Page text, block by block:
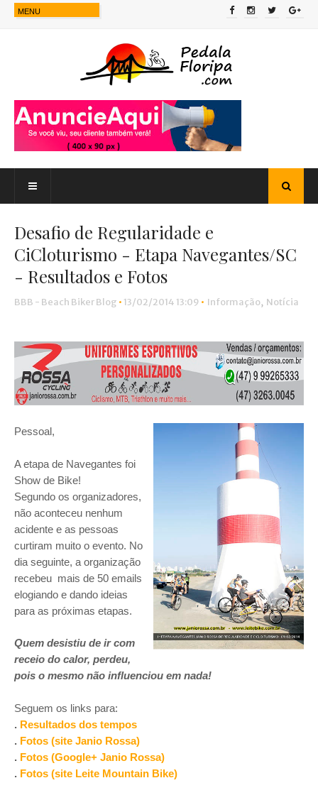
Desafio de Regularidade e
CiCloturismo - Etapa Navegantes/SC
- Resultados e Fotos
BBB - Beach Biker Blog • 13/02/2014 13:09 • Informação, Notícia
Pessoal,
A etapa de Navegantes foi
Show de Bike!
Segundo os organizadores,
não aconteceu nenhum
acidente e as pessoas
curtiram muito o evento. No
dia seguinte, a organização
recebeu mais de 50 emails
elogiando e dando ideias
para as próximas etapas.
Quem desistiu de ir com
receio do calor, perdeu,
pois o mesmo não influenciou em nada!
Seguem os links para:
. Resultados dos tempos
. Fotos (site Janio Rossa)
. Fotos (Google+ Janio Rossa)
. Fotos (site Leite Mountain Bike)